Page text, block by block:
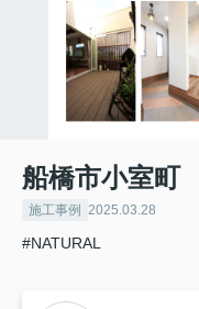
船橋市小室町
施工事例 2025.03.28
#NATURAL